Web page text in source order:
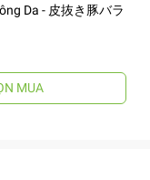
Da - 皮抜き豚バラ
MUA